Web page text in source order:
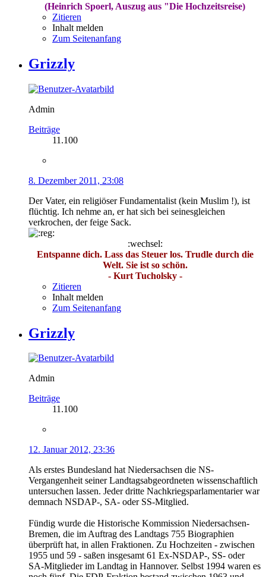
(Heinrich Spoerl, Auszug aus "Die Hochzeitsreise)
Zitieren
Inhalt melden
Zum Seitenanfang
Grizzly
Admin
Beiträge
11.100
8. Dezember 2011, 23:08
Der Vater, ein religiöser Fundamentalist (kein Muslim !), ist
flüchtig. Ich nehme an, er hat sich bei seinesgleichen
verkrochen, der feige Sack.
:wechsel:
Entspanne dich. Lass das Steuer los. Trudle durch die
Welt. Sie ist so schön.
- Kurt Tucholsky -
Zitieren
Inhalt melden
Zum Seitenanfang
Grizzly
Admin
Beiträge
11.100
12. Januar 2012, 23:36
Als erstes Bundesland hat Niedersachsen die NS-
Vergangenheit seiner Landtagsabgeordneten wissenschaftlich
untersuchen lassen. Jeder dritte Nachkriegsparlamentarier war
demnach NSDAP-, SA- oder SS-Mitglied.
Fündig wurde die Historische Kommission Niedersachsen-
Bremen, die im Auftrag des Landtags 755 Biographien
überprüft hat, in allen Fraktionen. Zu Hochzeiten - zwischen
1955 und 59 - saßen insgesamt 61 Ex-NSDAP-, SS- oder
SA-Mitglieder im Landtag in Hannover. Selbst 1994 waren es